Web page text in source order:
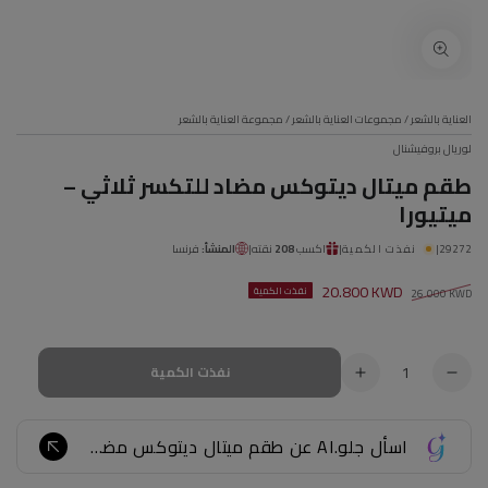
العناية بالشعر/مجموعات العناية بالشعر/مجموعة العناية بالشعر
لوريال بروفيشنال
طقم ميتال ديتوكس مضاد للتكسر ثلاثي –
ميتيورا
29272
| نفذت الكمية| اكسب208 نقته| المنشأ: فرنسا
26.000 KWD
20.800 KWD نفذت الكمية
الكمية
ل
طقم
زيادة
طقم
نفذت الكمية
اسأل جلو.AI عن طقم ميتال ديتوكس مضاد للتكسر ثلاثي – ميتيورا...